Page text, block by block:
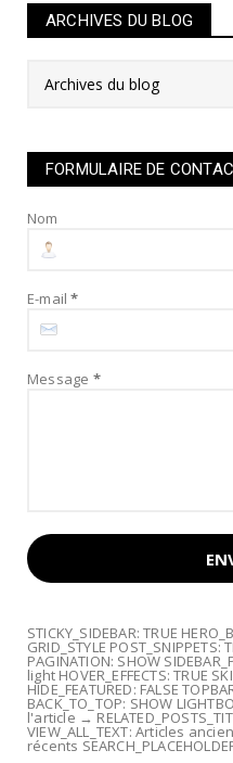
ARCHIVES DU BLOG
FORMULAIRE DE
Nom
E-mail*
Message *
STICKY_SIDEBAR: TRUE
GRID_STYLE POST_SNIPPETS:
PAGINATION: SHOW
light HOVER_EFFECTS: TRUE
HIDE_FEATURED: FALSE
BACK_TO_TOP: SHOW
l'article →
VIEW_ALL_TEXT: Articles
récents